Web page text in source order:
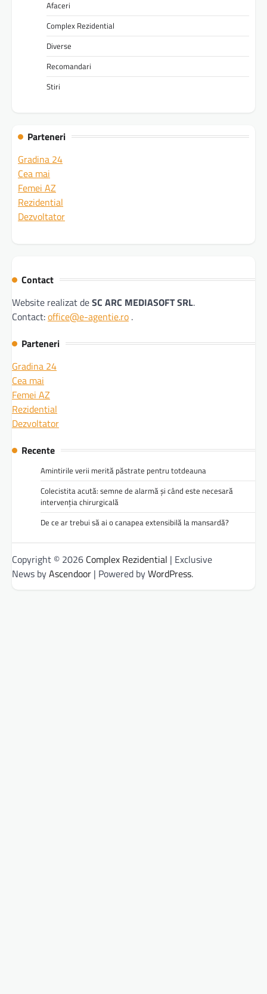
Afaceri
Complex Rezidential
Diverse
Recomandari
Stiri
Parteneri
Gradina 24
Cea mai
Femei AZ
Rezidential
Dezvoltator
Contact
Website realizat deSC ARC MEDIASOFT SRL.
Contact:office@e-agentie.ro .
Parteneri
Gradina 24
Cea mai
Femei AZ
Rezidential
Dezvoltator
Recente
Amintirile verii merită păstrate pentru totdeauna
Colecistita acută: semne de alarmă și când este necesară
intervenția chirurgicală
De ce ar trebui să ai o canapea extensibilă la mansardă?
Copyright © 2026 Complex Rezidential | Exclusive
News byAscendoor | Powered byWordPress.